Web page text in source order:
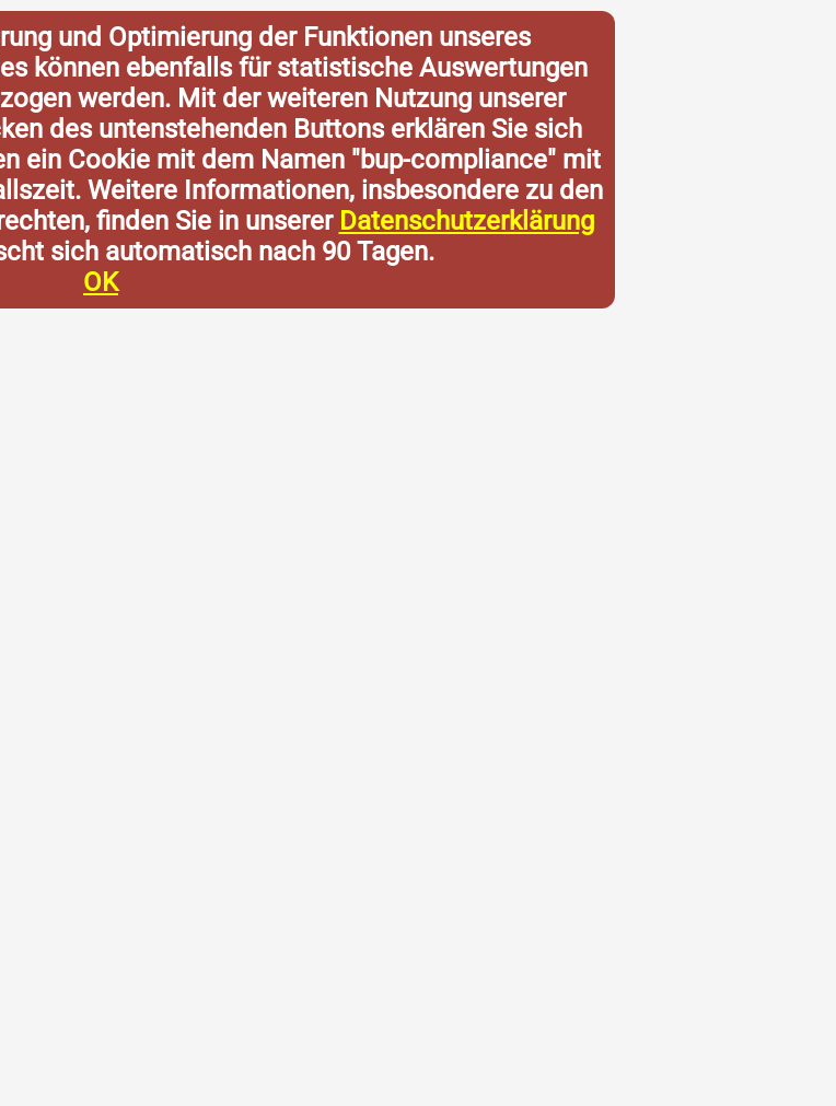
und Optimierung der Funktionen unseres
können ebenfalls für statistische Auswertungen
werden. Mit der weiteren Nutzung unserer
des untenstehenden Buttons erklären Sie sich
ein Cookie mit dem Namen "bup-compliance" mit
Weitere Informationen, insbesondere zu den
finden Sie in unserer Datenschutzerklärung
sich automatisch nach 90 Tagen.
OK